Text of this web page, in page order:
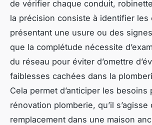
de vérifier chaque conduit,
la précision consiste à identifier les
présentant une usure ou des
que la complétude nécessite
du réseau pour éviter d’omettre
faiblesses cachées dans la
Cela permet d’anticiper les besoins
rénovation plomberie, qu’il s’agisse
remplacement dans une maison